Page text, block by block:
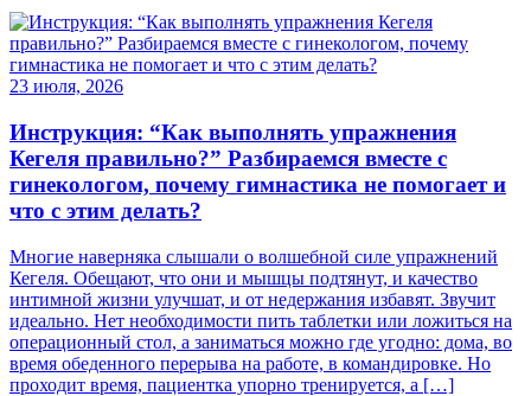
23 июля, 2026
Инструкция: “Как выполнять упражнения
Кегеля правильно?” Разбираемся вместе с
гинекологом, почему гимнастика не помогает и
что с этим делать?
Многие наверняка слышали о волшебной силе упражнений
Кегеля. Обещают, что они и мышцы подтянут, и качество
интимной жизни улучшат, и от недержания избавят. Звучит
идеально. Нет необходимости пить таблетки или ложиться на
операционный стол, а заниматься можно где угодно: дома, во
время обеденного перерыва на работе, в командировке. Но
проходит время, пациентка упорно тренируется, а […]